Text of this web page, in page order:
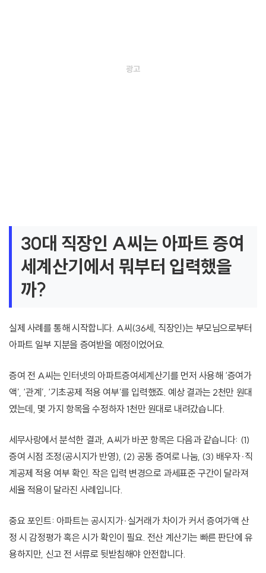
30대 직장인 A씨는 아파트 증여
세계산기에서 뭐부터 입력했을
까?
실제 사례를 통해 시작합니다. A씨(36세, 직장인)는 부모님으로부터
아파트 일부 지분을 증여받을 예정이었어요.
증여 전 A씨는 인터넷의 아파트증여세계산기를 먼저 사용해 ‘증여가
액’, ‘관계’, ‘기초공제 적용 여부’를 입력했죠. 예상 결과는 2천만 원대
였는데, 몇 가지 항목을 수정하자 1천만 원대로 내려갔습니다.
세무사랑에서 분석한 결과, A씨가 바꾼 항목은 다음과 같습니다: (1)
증여 시점 조정(공시지가 반영), (2) 공동 증여로 나눔, (3) 배우자·직
계공제 적용 여부 확인. 작은 입력 변경으로 과세표준 구간이 달라져
세율 적용이 달라진 사례입니다.
중요 포인트: 아파트는 공시지가·실거래가 차이가 커서 증여가액 산
정 시 감정평가 혹은 시가 확인이 필요. 전산 계산기는 빠른 판단에 유
용하지만, 신고 전 서류로 뒷받침해야 안전합니다.